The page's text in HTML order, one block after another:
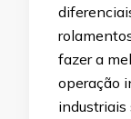
fazer a
operação